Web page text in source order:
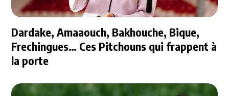
Dardake, Amaaouch, Bakhouche, Bique,
Frechingues… Ces Pitchouns qui frappent à
la porte